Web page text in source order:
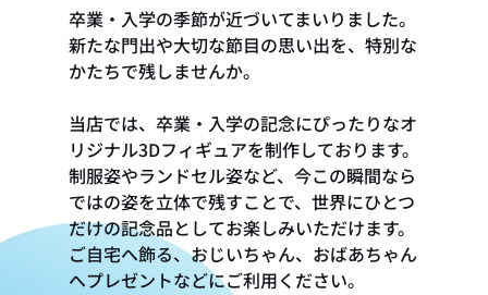
卒業・入学の季節が近づいてまいりました。
新たな門出や大切な節目の思い出を、特別な
かたちで残しませんか。
当店では、卒業・入学の記念にぴったりなオ
リジナル3Dフィギュアを制作しております。
制服姿やランドセル姿など、今この瞬間なら
ではの姿を立体で残すことで、世界にひとつ
だけの記念品としてお楽しみいただけます。
ご自宅へ飾る、おじいちゃん、おばあちゃん
へプレゼントなどにご利用ください。